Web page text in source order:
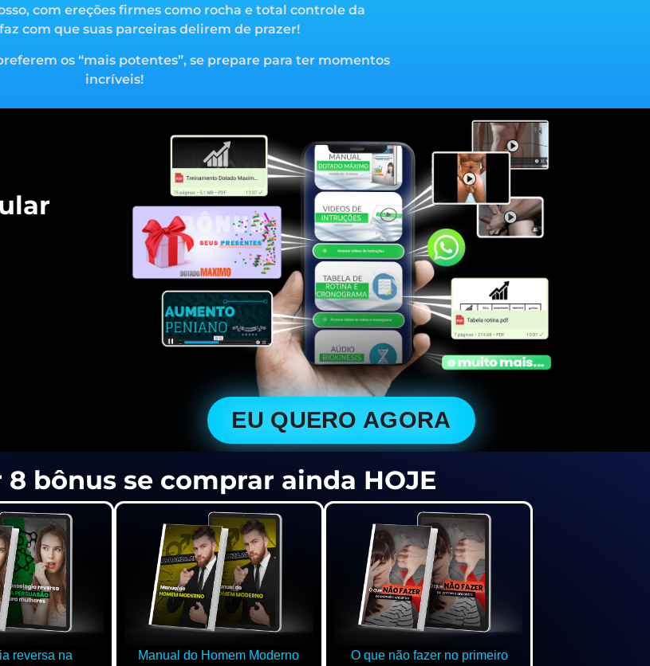
com ereções firmes como rocha e total controle da
com que suas parceiras delirem de prazer!
os “mais potentes”, se prepare para ter momentos
incríveis!
EU QUERO AGORA
bônus se comprar ainda HOJE
reversa na
Manual do Homem Moderno
O que não fazer no primeiro